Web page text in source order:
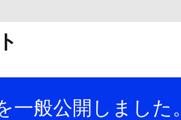
一般公開しました。